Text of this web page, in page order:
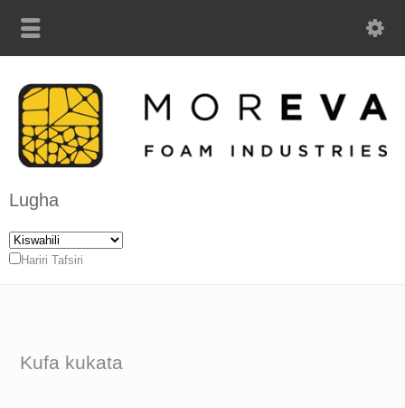
Lugha
Hariri Tafsiri
Kufa kukata